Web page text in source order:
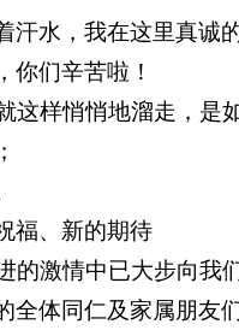
汗水，我在这里真诚
你们辛苦啦！
这样悄悄地溜走，是
福、新的期待
的激情中已大步向我
全体同仁及家属朋友